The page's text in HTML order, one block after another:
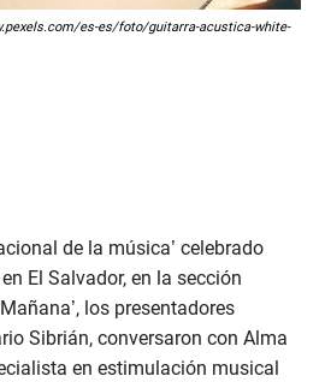
es-es/foto/guitarra-acustica-white-
de la música’ celebrado
El Salvador, en la sección
los presentadores
Sibrián, conversaron con Alma
en estimulación musical